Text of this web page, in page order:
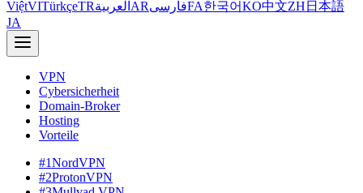
ViệtVITürkçeTRالعربية ARفارسیFA한국어KO中文ZH 日本語
JA
VPN
Cybersicherheit
Domain-Broker
Hosting
Vorteile
#1NordVPN
#2ProtonVPN